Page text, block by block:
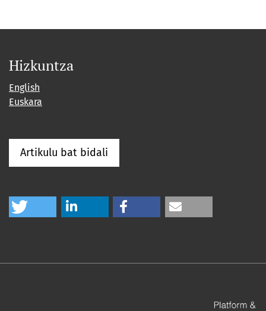
Hizkuntza
English
Euskara
Artikulu bat bidali